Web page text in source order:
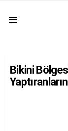
Bikini